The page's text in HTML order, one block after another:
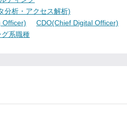
分析・アクセス解析)
Officer)
CDO(Chief Digital Officer)
系職種